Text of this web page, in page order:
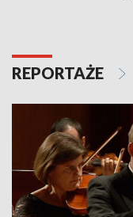
REPORTAŻE